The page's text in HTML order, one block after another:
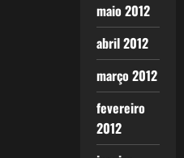
maio 2012
abril 2012
março 2012
fevereiro
2012